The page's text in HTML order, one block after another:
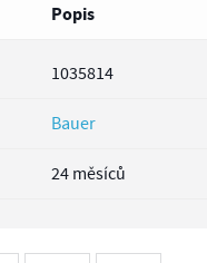
Popis
1035814
Bauer
24 měsíců